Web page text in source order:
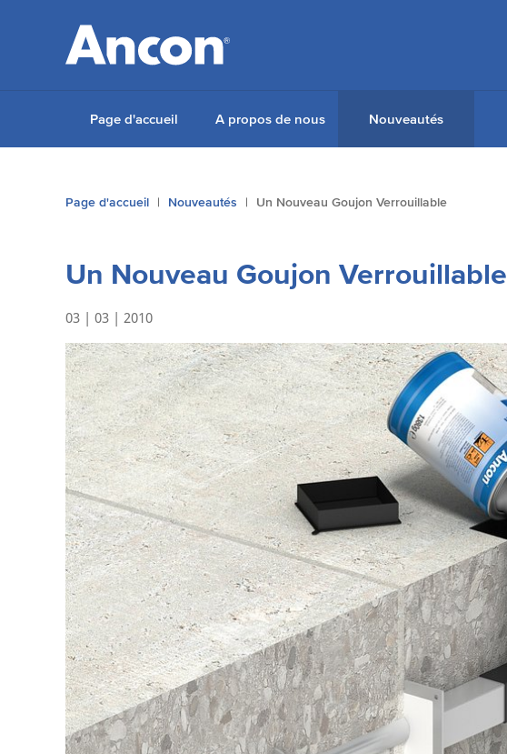
Page d'accueil A propos de nous Nouveautés
Vous
Page d'accueil Nouveautés Un Nouveau Goujon Verrouillable
Un Nouveau Goujon Verrouillable
03 | 03 | 2010